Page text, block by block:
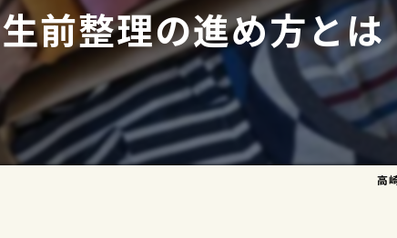
生前整理の進め方とは
高